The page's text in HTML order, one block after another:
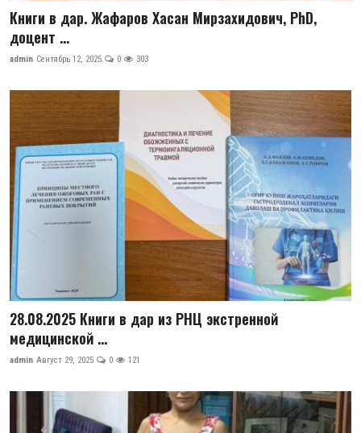
Книги в дар. Жафаров Хасан Мирзахидович, PhD,
доцент ...
admin Сентябрь 12, 2025 0 303
28.08.2025 Книги в дар из РНЦ экстренной
медицинской ...
admin Август 29, 2025 0 121